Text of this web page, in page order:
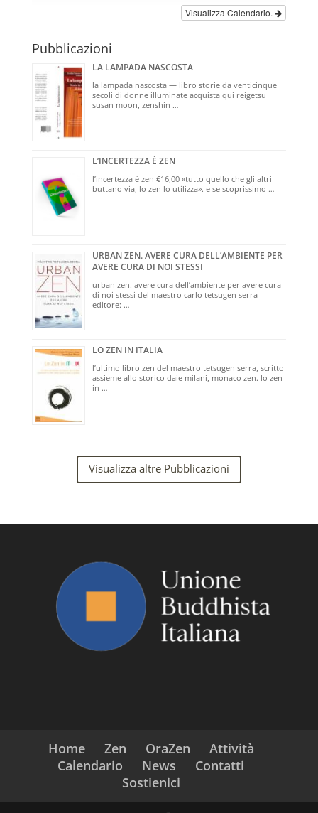
Visualizza Calendario.
Pubblicazioni
LA LAMPADA NASCOSTA
la lampada nascosta — libro storie da venticinque
secoli di donne illuminate acquista qui reigetsu
susan moon, zenshin …
L’INCERTEZZA È ZEN
l’incertezza è zen €16,00 «tutto quello che gli altri
buttano via, lo zen lo utilizza». e se scoprissimo …
URBAN ZEN. AVERE CURA DELL’AMBIENTE PER
AVERE CURA DI NOI STESSI
urban zen. avere cura dell’ambiente per avere cura
di noi stessi del maestro carlo tetsugen serra
editore: …
LO ZEN IN ITALIA
l’ultimo libro zen del maestro tetsugen serra, scritto
assieme allo storico daie milani, monaco zen. lo zen
in …
Visualizza altre Pubblicazioni
Home Zen OraZen
Attività
Calendario
News
Contatti
Sostienici